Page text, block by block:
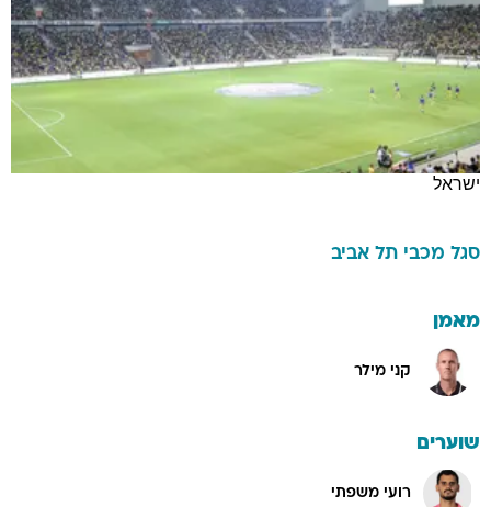
ישראל
סגל מכבי תל אביב
מאמן
קני מילר
שוערים
רועי משפתי